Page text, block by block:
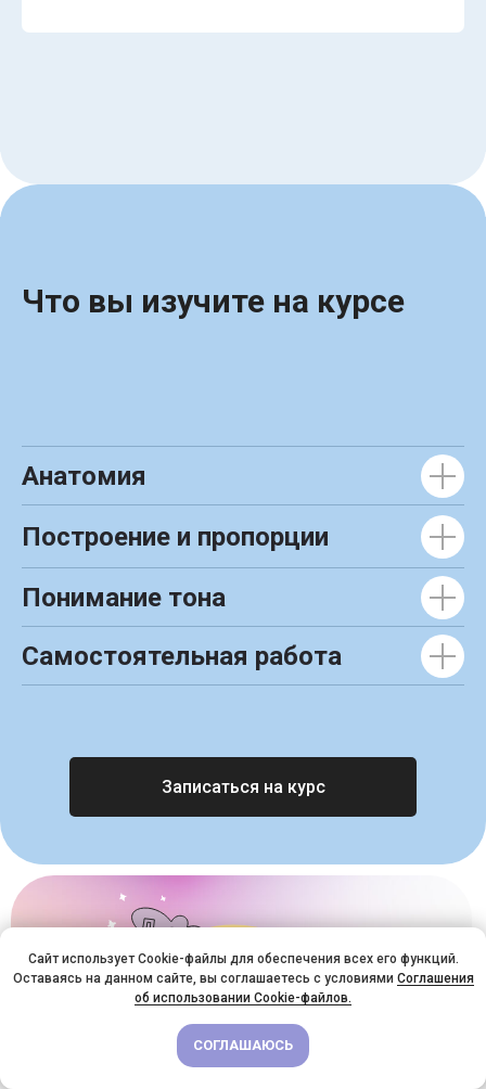
Что вы изучите на курсе
Анатомия
Построение и пропорции
Понимание тона
Самостоятельная работа
Записаться на курс
МАГИЯ ЯНВАРЯ: 3 КУРСА ПО ЦЕНЕ 1, БОНУСНЫЕ БАЛЛЫ И СКИДКИ!
МАГИЯ ЯНВАРЯ
Сайт использует Cookie-файлы для обеспечения всех его функций.
Оставаясь на данном сайте, вы соглашаетесь с условиями Соглашения
об использовании Cookie-файлов.
СОГЛАШАЮСЬ